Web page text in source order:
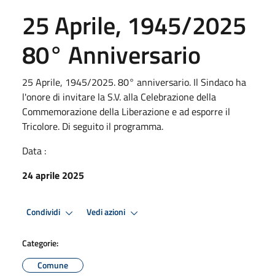
25 Aprile, 1945/2025
80° Anniversario
25 Aprile, 1945/2025. 80° anniversario. Il Sindaco ha
l'onore di invitare la S.V. alla Celebrazione della
Commemorazione della Liberazione e ad esporre il
Tricolore. Di seguito il programma.
Data :
24 aprile 2025
Condividi Vedi azioni
Categorie:
Comune